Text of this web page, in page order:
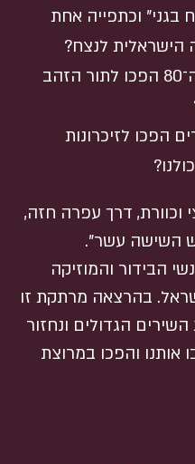
בגני” וכתפייה אחת
הישראלית לנצח?
למה דווקא שנות ה־70 וה־80 הפכו לתור הזהב
הפכו לזיכרונות
וכוורת, דרך עפרה חזה,
השישה עשר”.
הבידור והמוזיקה
בהרצאה מרתקת זו
הגדולים ונחזור
אותנו והפכו במרוצת